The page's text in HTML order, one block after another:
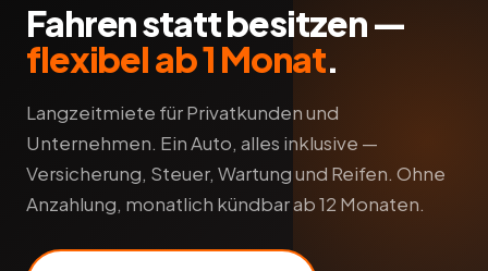
Fahren statt besitzen —
flexibel ab 1 Monat.
Langzeitmiete für Privatkunden und
Unternehmen. Ein Auto, alles inklusive —
Versicherung, Steuer, Wartung und Reifen. Ohne
Anzahlung, monatlich kündbar ab 12 Monaten.